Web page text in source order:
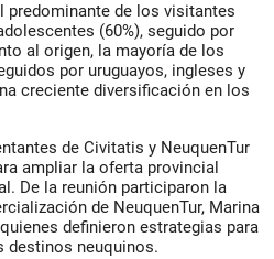
predominante de los visitantes
(60%), seguido por
al origen, la mayoría de los
por uruguayos, ingleses y
creciente diversificación en los
de Civitatis y NeuquenTur
ampliar la oferta provincial
. De la reunión participaron la
de NeuquenTur, Marina
definieron estrategias para
destinos neuquinos.